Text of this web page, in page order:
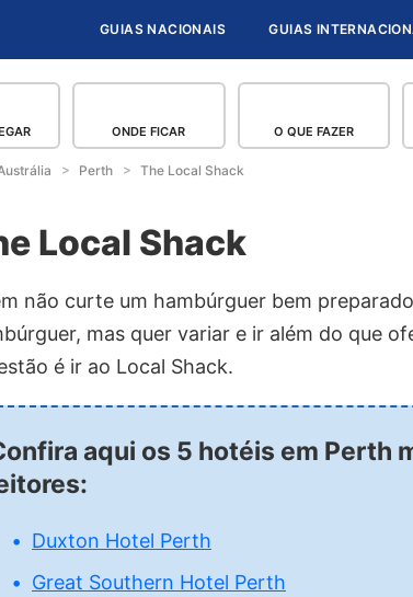
GUIAS NACIONAIS GUIAS
ONDE FICAR O QUE FAZER
Perth The Local Shack
Local Shack
não curte um hambúrguer bem
mas quer variar e ir além do que
é ir ao Local Shack.
aqui os 5 hotéis em Perth
Duxton Hotel Perth
Great Southern Hotel Perth